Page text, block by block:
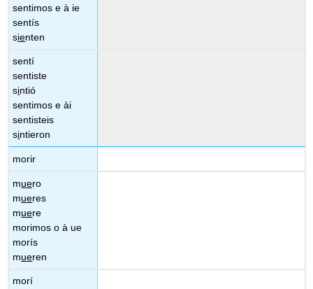
sentimos e à ie
sentís
sienten
sentí
sentiste
sintió
sentimos e ài
sentisteis
sintieron
morir
muero
mueres
muere
morimos o à ue
morís
mueren
morí